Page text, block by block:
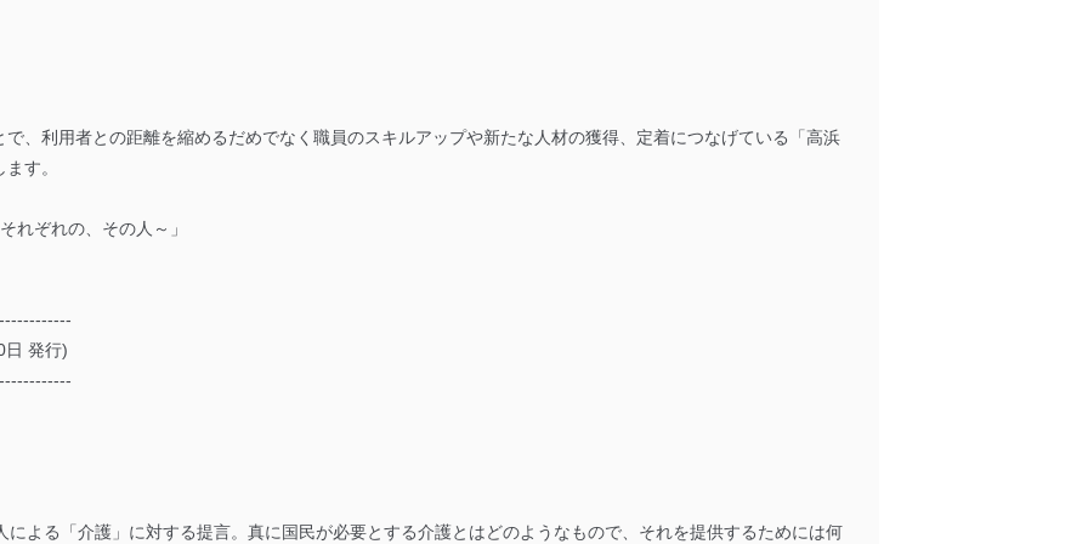
、利用者との距離を縮めるだめでなく職員のスキルアップや新たな人材の獲得、定着につなげている「高浜
す。
れぞれの、その人～」
日 発行)
よる「介護」に対する提言。真に国民が必要とする介護とはどのようなもので、それを提供するためには何